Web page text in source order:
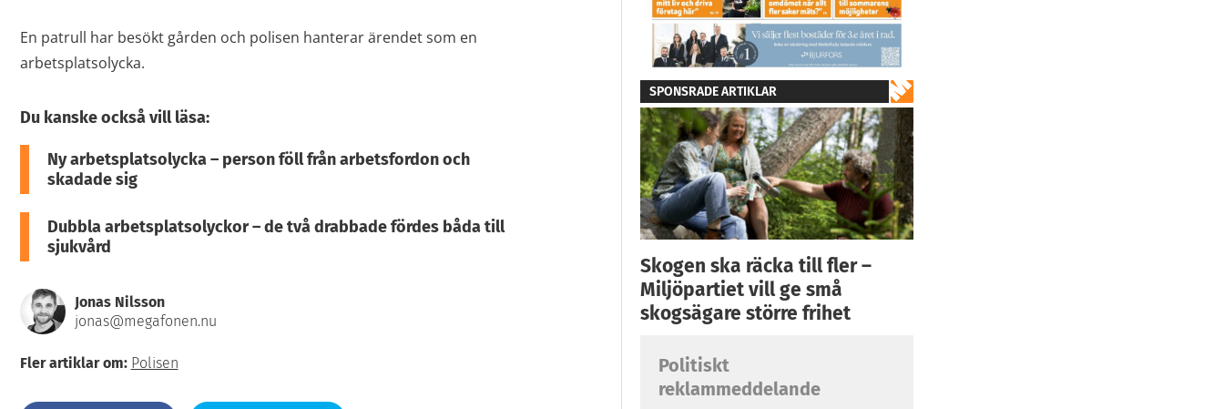
En patrull har besökt gården och polisen hanterar ärendet som en
arbetsplatsolycka.
Du kanske också vill läsa:
Ny arbetsplatsolycka – person föll från arbetsfordon och
skadade sig
Dubbla arbetsplatsolyckor – de två drabbade fördes båda till
sjukvård
Jonas Nilsson
jonas@megafonen.nu
Fler artiklar om: Polisen
SPONSRADE ARTIKLAR
Skogen ska räcka till fler –
Miljöpartiet vill ge små
skogsägare större frihet
Politiskt
reklammeddelande